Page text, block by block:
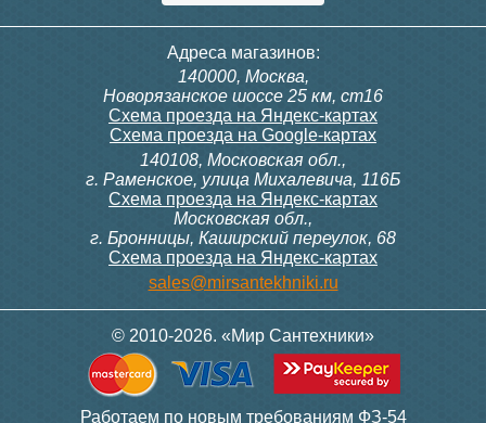
Адреса магазинов:
140000, Москва,
Новорязанское шоссе 25 км, ст16
Схема проезда на Яндекс-картах
Схема проезда на Google-картах
140108, Московская обл.,
г. Раменское, улица Михалевича, 116Б
Схема проезда на Яндекс-картах
Московская обл.,
г. Бронницы, Каширский переулок, 68
Схема проезда на Яндекс-картах
sales@mirsantekhniki.ru
© 2010-2026. «Мир Сантехники»
Работаем по новым требованиям ФЗ-54